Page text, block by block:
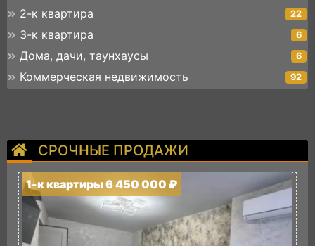
2-к квартира 22
3-к квартира 6
Дома, дачи, таунхаусы 6
Коммерческая недвижимость 92
СРОЧНЫЕ ПРОДАЖИ
1-к квартиры 6 450 000 ₽